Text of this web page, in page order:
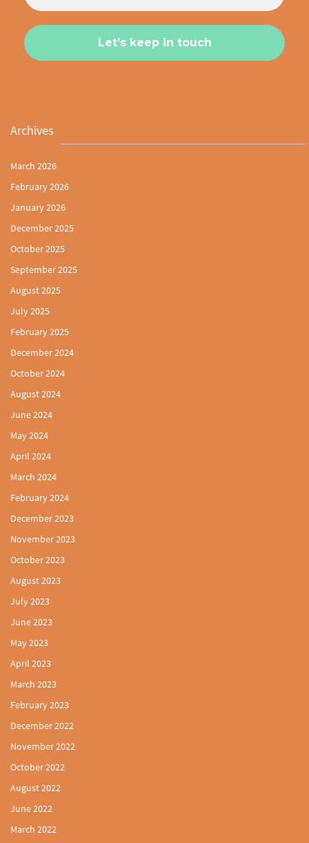
Archives
March 2026
February 2026
January 2026
December 2025
October 2025
September 2025
August 2025
July 2025
February 2025
December 2024
October 2024
August 2024
June 2024
May 2024
April 2024
March 2024
February 2024
December 2023
November 2023
October 2023
August 2023
July 2023
June 2023
May 2023
April 2023
March 2023
February 2023
December 2022
November 2022
October 2022
August 2022
June 2022
March 2022